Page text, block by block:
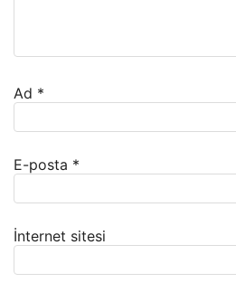
Ad *
E-posta *
İnternet sitesi